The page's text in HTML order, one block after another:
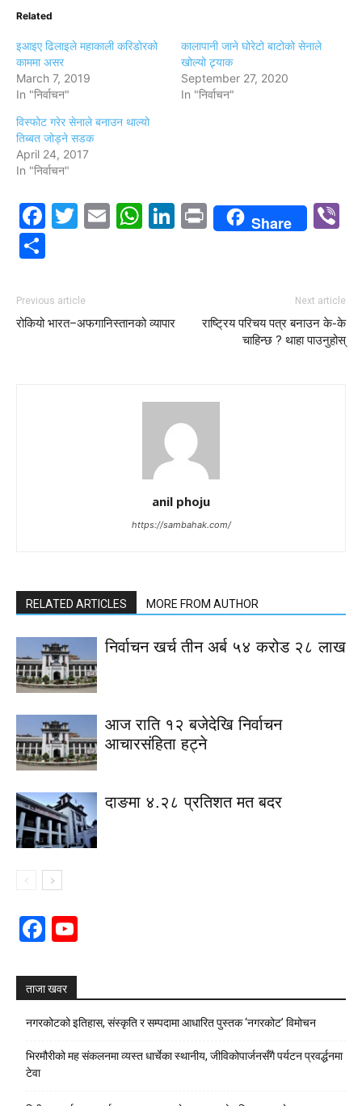
Related
इआइए ढिलाइले महाकाली करिडोरको
काममा असर
March 7, 2019
In "निर्वाचन"
कालापानी जाने घोरेटो बाटोको सेनाले
खोल्यो ट्र्याक
September 27, 2020
In "निर्वाचन"
विस्फोट गरेर सेनाले बनाउन थाल्यो
तिब्बत जोड्ने सडक
April 24, 2017
In "निर्वाचन"
Facebook
Twitter
EmailWhatsApp
LinkedIn
PrintShare
Previous article
रोकियो भारत–अफगानिस्तानको व्यापार
Next article
राष्ट्रिय परिचय पत्र बनाउन के-के
चाहिन्छ ? थाहा पाउनुहोस्
anil phoju
https://sambahak.com/
RELATED ARTICLES MORE FROM AUTHOR
निर्वाचन खर्च तीन अर्ब ५४ करोड २८ लाख
आज राति १२ बजेदेखि निर्वाचन
आचारसंहिता हट्ने
दाङमा ४.२८ प्रतिशत मत बदर
Facebook
ताजा खवर
नगरकोटको इतिहास, संस्कृति र सम्पदामा आधारित पुस्तक ‘नगरकोट’ विमोचन
भिरमौरीको मह संकलनमा व्यस्त धार्चेका स्थानीय, जीविकोपार्जनसँगै पर्यटन प्रवर्द्धनमा
टेवा